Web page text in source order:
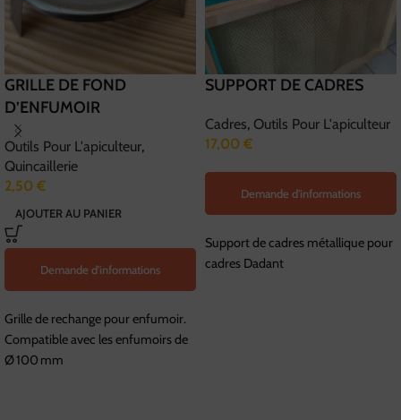
GRILLE DE FOND
D’ENFUMOIR
Outils Pour L'apiculteur,
Quincaillerie
2,50 €
AJOUTER AU PANIER
Demande d'informations
Grille de rechange pour enfumoir.
Compatible avec les enfumoirs de
Ø 100 mm
SUPPORT DE CADRES
Cadres, Outils Pour L'apiculteur
17,00 €
Demande d'informations
Support de cadres métallique pour
cadres Dadant